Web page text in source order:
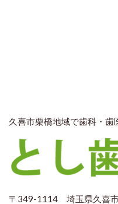
久喜市栗橋地域で歯科・歯
〒349-1114 埼玉県久喜